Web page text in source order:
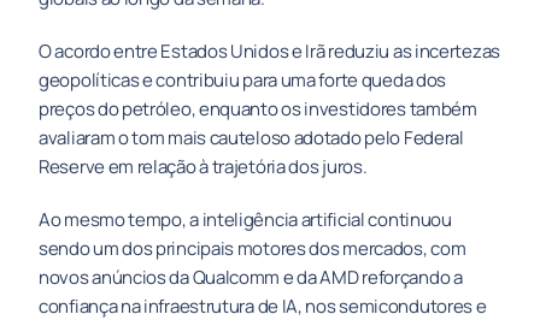
O acordo entre Estados Unidos e Irã reduziu as incertezas
geopolíticas e contribuiu para uma forte queda dos
preços do petróleo, enquanto os investidores também
avaliaram o tom mais cauteloso adotado pelo Federal
Reserve em relação à trajetória dos juros.
Ao mesmo tempo, a inteligência artificial continuou
sendo um dos principais motores dos mercados, com
novos anúncios da Qualcomm e da AMD reforçando a
confiança na infraestrutura de IA, nos semicondutores e